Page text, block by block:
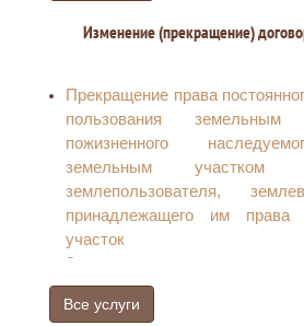
без проведения торгов
муниципального имущества
земельных участков) на новый
Изменение (прекращение)
Прекращение права
пользования
пожизненного
земельным участком
землепользователя,
принадлежащего им права
участок
Заключение
договорам аренды
(за исключением земельных
Все услуги